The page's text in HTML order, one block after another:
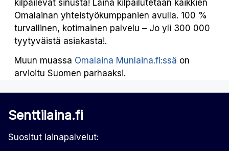
kilpailevat sinusta! Laina kilpailutetaan kaikkien
Omalainan yhteistyökumppanien avulla. 100 %
turvallinen, kotimainen palvelu – Jo yli 300 000
tyytyväistä asiakasta!.
Muun muassa Omalaina Munlaina.fi:ssä on
arvioitu Suomen parhaaksi.
Senttilaina.fi
Suositut lainapalvelut: